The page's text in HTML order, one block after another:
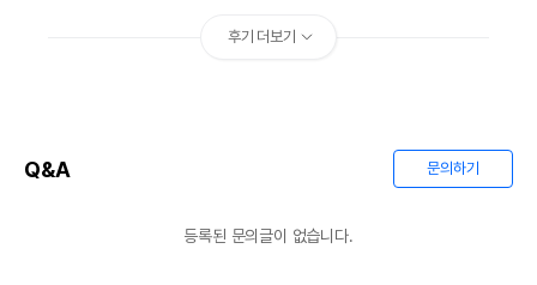
후기 더보기
Q&A 문의하기
등록된 문의글이 없습니다.